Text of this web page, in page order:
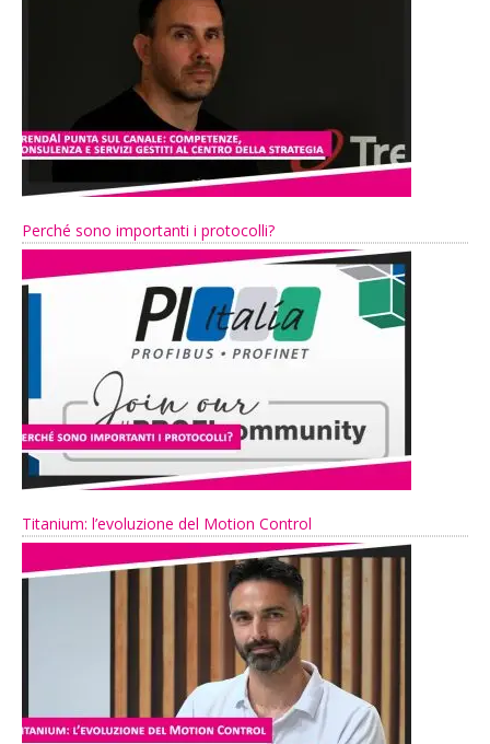
Perché sono importanti i protocolli?
Titanium: l’evoluzione del Motion Control